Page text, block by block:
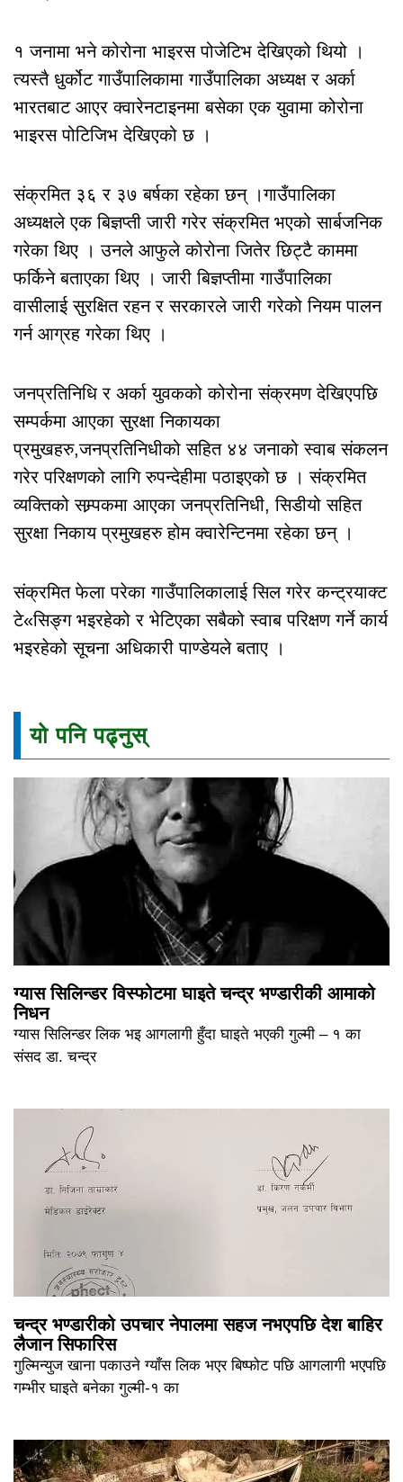
१ जनामा भने कोरोना भाइरस पोजेटिभ देखिएको थियो ।
त्यस्तै धुर्कोट गाउँपालिकामा गाउँपालिका अध्यक्ष र अर्का
भारतबाट आएर क्वारेनटाइनमा बसेका एक युवामा कोरोना
भाइरस पोटिजिभ देखिएको छ ।
संक्रमित ३६ र ३७ बर्षका रहेका छन् ।गाउँपालिका
अध्यक्षले एक बिज्ञप्ती जारी गरेर संक्रमित भएको सार्बजनिक
गरेका थिए । उनले आफुले कोरोना जितेर छिट्टै काममा
फर्किने बताएका थिए । जारी बिज्ञप्तीमा गाउँपालिका
वासीलाई सुरक्षित रहन र सरकारले जारी गरेको नियम पालन
गर्न आग्रह गरेका थिए ।
जनप्रतिनिधि र अर्का युवकको कोरोना संक्रमण देखिएपछि
सम्पर्कमा आएका सुरक्षा निकायका
प्रमुखहरु,जनप्रतिनिधीको सहित ४४ जनाको स्वाब संकलन
गरेर परिक्षणको लागि रुपन्देहीमा पठाइएको छ । संक्रमित
व्यक्तिको सम्र्पकमा आएका जनप्रतिनिधी, सिडीयो सहित
सुरक्षा निकाय प्रमुखहरु होम क्वारेन्टिनमा रहेका छन् ।
संक्रमित फेला परेका गाउँपालिकालाई सिल गरेर कन्ट्रयाक्ट
टे«सिङ्ग भइरहेको र भेटिएका सबैको स्वाब परिक्षण गर्ने कार्य
भइरहेको सूचना अधिकारी पाण्डेयले बताए ।
यो पनि पढ्नुस्
ग्यास सिलिन्डर विस्फोटमा घाइते चन्द्र भण्डारीकी आमाको
निधन
ग्यास सिलिन्डर लिक भइ आगलागी हुँदा घाइते भएकी गुल्मी – १ का
संसद डा. चन्द्र
चन्द्र भण्डारीको उपचार नेपालमा सहज नभएपछि देश बाहिर
लैजान सिफारिस
गुल्मिन्युज खाना पकाउने ग्याँस लिक भएर बिष्फोट पछि आगलागी भएपछि
गम्भीर घाइते बनेका गुल्मी-१ का